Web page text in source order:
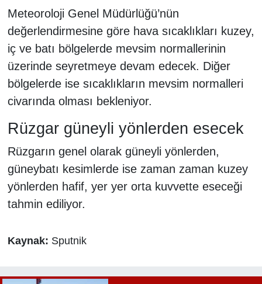
Meteoroloji Genel Müdürlüğü’nün
değerlendirmesine göre hava sıcaklıkları kuzey,
iç ve batı bölgelerde mevsim normallerinin
üzerinde seyretmeye devam edecek. Diğer
bölgelerde ise sıcaklıkların mevsim normalleri
civarında olması bekleniyor.
Rüzgar güneyli yönlerden esecek
Rüzgarın genel olarak güneyli yönlerden,
güneybatı kesimlerde ise zaman zaman kuzey
yönlerden hafif, yer yer orta kuvvette eseceği
tahmin ediliyor.
Kaynak: Sputnik